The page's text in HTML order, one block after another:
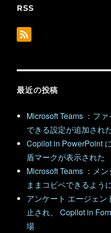
RSS
最近の投稿
Microsoft Teams ：フ
できる設定が追加され
Copilot in PowerPoint
盾マークが表示された
Microsoft Teams ：メ
ままコピペできるよう
アンケート エージェン
止され、 Copilot in
場